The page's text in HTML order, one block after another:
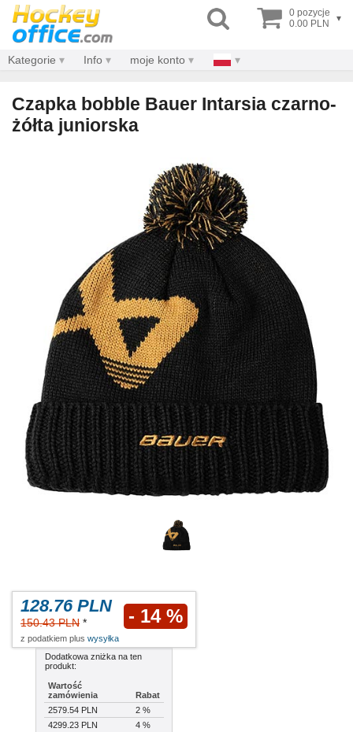
0 pozycje
0.00 PLN
▾
Kategorie Info moje konto
Czapka bobble Bauer Intarsia czarno-
żółta juniorska
128.76 PLN
150.43 PLN * - 14 %
z podatkiem plus wysyłka
Dodatkowa zniżka na ten
produkt:
Wartość
zamówienia
Rabat
2579.54 PLN
2 %
4299.23 PLN
4 %